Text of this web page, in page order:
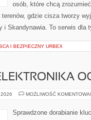
osób, które chcą
gdzie cisza tworzy
i Skandynawia. To serwis
I BEZPIECZNY URBEX
MOŻLIWOŚĆ
Sprawdzone dorabianie